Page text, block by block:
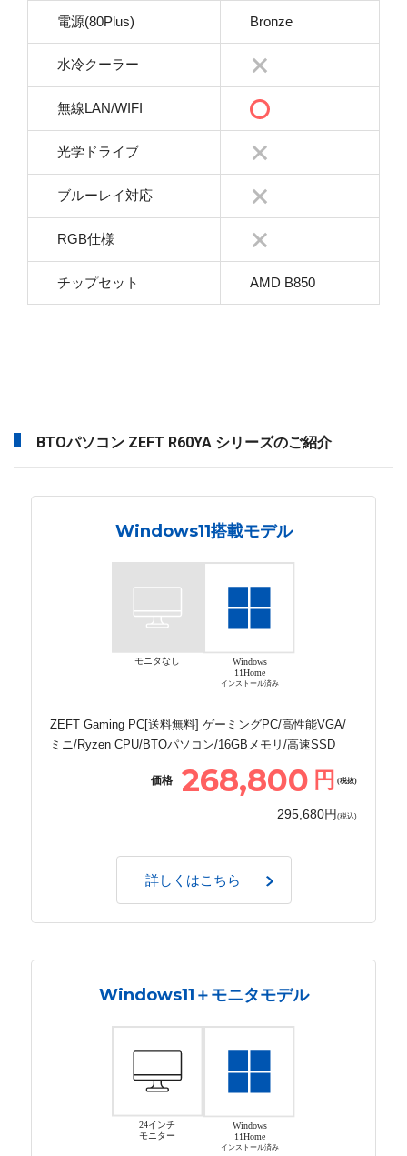
電源(80Plus) Bronze
水冷クーラー
無線LAN/WIFI
光学ドライブ
ブルーレイ対応
RGB仕様
チップセット AMD B850
BTOパソコン ZEFT R60YA シリーズのご紹介
Windows11搭載モデル
モニタなし
Windows
11Home
インストール済み
ZEFT Gaming PC[送料無料] ゲーミングPC/高性能VGA/
ミニ/Ryzen CPU/BTOパソコン/16GBメモリ/高速SSD
価格 268,800 円 (税抜)
295,680円 (税込)
詳しくはこちら
Windows11＋モニタモデル
24インチ
モニター
Windows
11Home
インストール済み